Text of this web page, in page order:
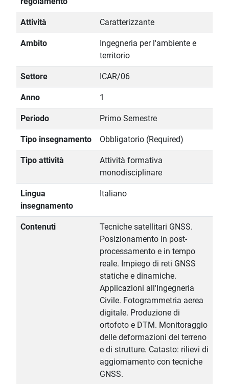
Attività Caratterizzante
Ambito
Ingegneria per l'ambiente e
territorio
Settore ICAR/06
Anno 1
Periodo Primo Semestre
Tipo insegnamento Obbligatorio (Required)
Tipo attività
Attività formativa
monodisciplinare
Lingua
insegnamento
Italiano
Contenuti
Tecniche satellitari GNSS.
Posizionamento in post-
processamento e in tempo
reale. Impiego di reti GNSS
statiche e dinamiche.
Applicazioni all'Ingegneria
Civile. Fotogrammetria aerea
digitale. Produzione di
ortofoto e DTM. Monitoraggio
delle deformazioni del terreno
e di strutture. Catasto: rilievi di
aggiornamento con tecniche
GNSS.